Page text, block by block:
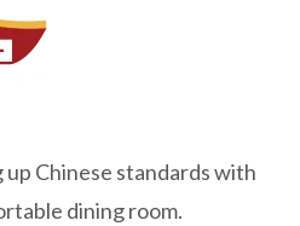
Chinese standards with
dining room.